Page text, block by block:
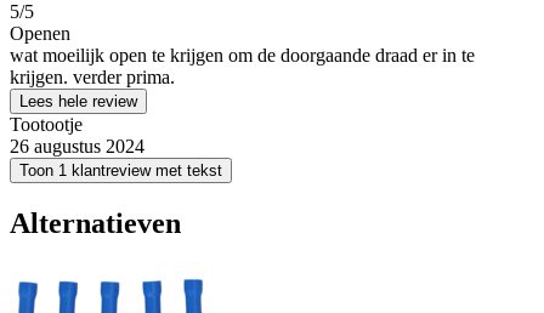
5/5
Openen
wat moeilijk open te krijgen om de doorgaande draad er in te
krijgen. verder prima.
Lees hele review
Tootootje
26 augustus 2024
Toon 1 klantreview met tekst
Alternatieven